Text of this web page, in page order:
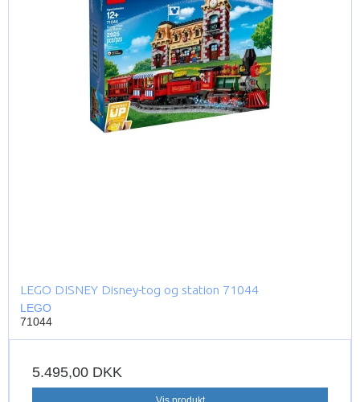
LEGO DISNEY Disney-tog og station 71044
LEGO
71044
5.495,00 DKK